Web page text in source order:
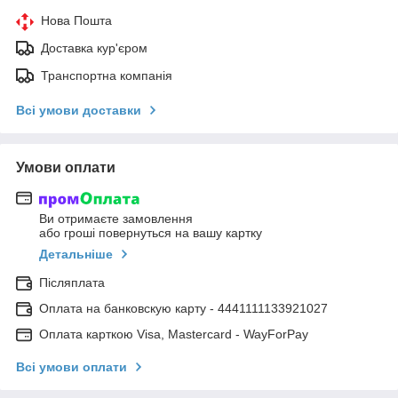
Нова Пошта
Доставка кур'єром
Транспортна компанія
Всі умови доставки
Умови оплати
Ви отримаєте замовлення
або гроші повернуться на вашу картку
Детальніше
Післяплата
Оплата на банковскую карту - 4441111133921027
Оплата карткою Visa, Mastercard - WayForPay
Всі умови оплати